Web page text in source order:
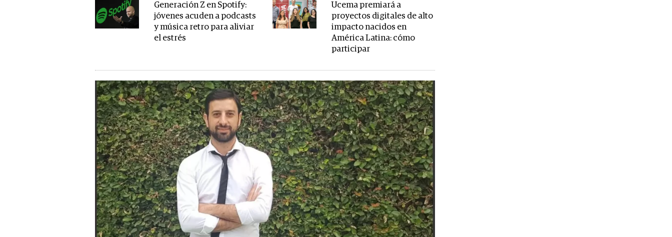
Generación Z en Spotify:
jóvenes acuden a podcasts
y música retro para aliviar
el estrés
Ucema premiará a
proyectos digitales de alto
impacto nacidos en
América Latina: cómo
participar